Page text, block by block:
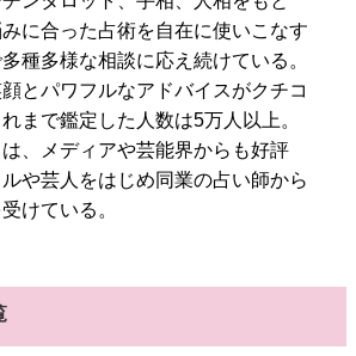
に合った占術を自在に使いこなす
種多様な相談に応え続けている。
とパワフルなアドバイスがクチコ
まで鑑定した人数は5万人以上。
、メディアや芸能界からも好評
や芸人をはじめ同業の占い師から
けている。